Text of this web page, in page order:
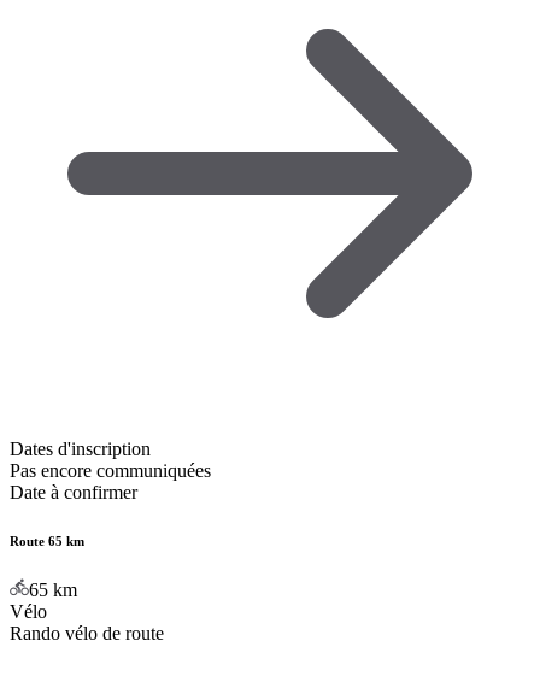
Dates d'inscription
Pas encore communiquées
Date à confirmer
Route 65 km
65 km
Vélo
Rando vélo de route